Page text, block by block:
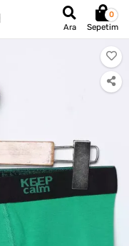
Ara
0
Sepetim